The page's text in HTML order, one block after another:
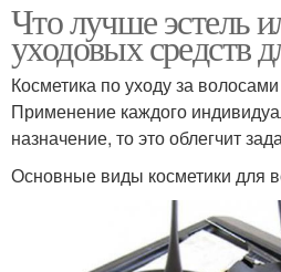
Что лучше эстель
уходовых средств
Косметика по уходу за
Применение каждого
назначение, то это облегчит
Основные виды косметики для